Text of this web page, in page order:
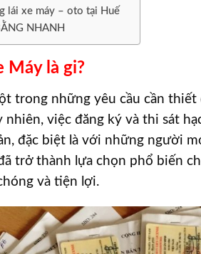
lái xe máy – oto tại Huế
NHANH
Máy là gi?
trong những yêu cầu cần
nhiên, việc đăng ký và thi sát
đặc biệt là với những người
trở thành lựa chọn phổ biến
và tiện lợi.